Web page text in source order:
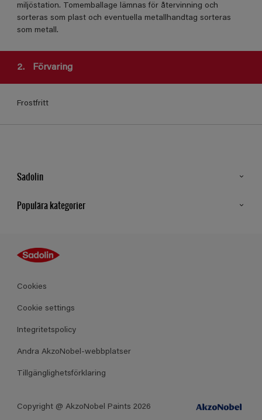
miljöstation. Tomemballage lämnas för återvinning och
sorteras som plast och eventuella metallhandtag sorteras
som metall.
2. Förvaring
Frostfritt
Sadolin
Populära kategorier
Kulörer
Produkter
Cookies
Cookie settings
Integritetspolicy
Andra AkzoNobel-webbplatser
Tillgänglighetsförklaring
Copyright @ AkzoNobel Paints 2026